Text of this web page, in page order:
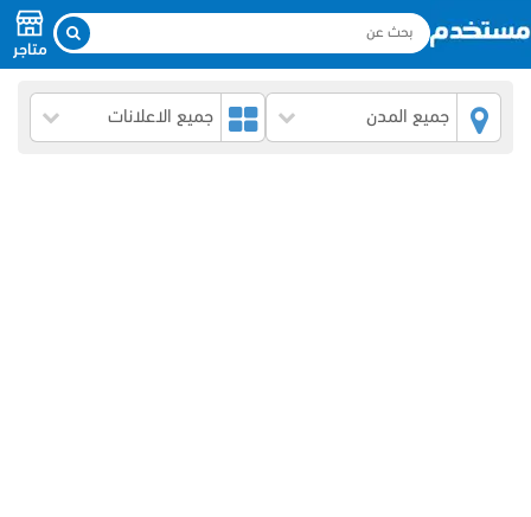
متاجر
جميع المدن جميع الاعلانات